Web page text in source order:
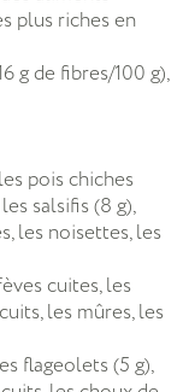
plus riches en
g de fibres/100 g),
pois chiches
salsifis (8 g),
les noisettes, les
cuites, les
les mûres, les
flageolets (5 g),